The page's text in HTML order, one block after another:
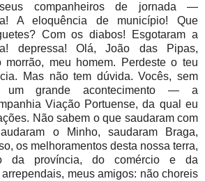
companheiros de jornada —
A eloquência de município! Que
Com os diabos! Esgotaram a
depressa! Olá, João das Pipas,
meu homem. Perdeste o teu
Mas não tem dúvida. Vocês, sem
um grande acontecimento — a
Viação Portuense, da qual eu
Não sabem o que saudaram com
o Minho, saudaram Braga,
os melhoramentos desta nossa terra,
da província, do comércio e da
meus amigos: não choreis